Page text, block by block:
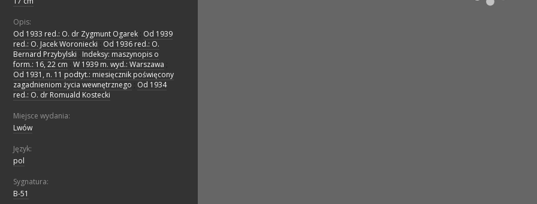
Opis:
Od 1933 red.: O. dr Zygmunt Ogarek Od 1939
red.: O. Jacek Woroniecki
Od 1936 red.: O.
Bernard Przybylski
Indeksy: maszynopis o
form.: 16, 22 cm W 1939 m. wyd.: Warszawa
Od 1931, n. 11 podtyt.: miesięcznik poświęcony
zagadnieniom życia wewnętrznego
Od 1934
red.: O. dr Romuald Kostecki
Miejsce wydania:
Lwów
Język:
pol
Sygnatura:
B-51